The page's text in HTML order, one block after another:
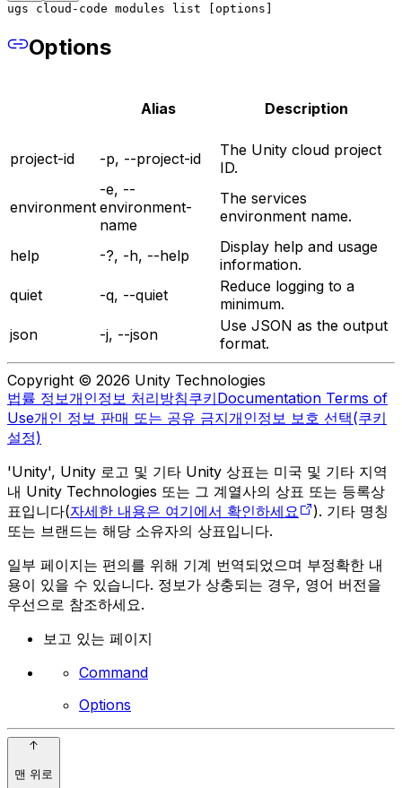
ugs cloud-code modules list [options]
Options
Alias Description
project-id -p, --project-id
The Unity cloud project
ID.
environment
-e, --
environment-
name
The services
environment name.
help -?, -h, --help
Display help and usage
information.
quiet
-q, --quiet
Reduce logging to a
minimum.
json
-j, --json
Use JSON as the output
format.
Copyright © 2026 Unity Technologies
법률 정보개인정보 처리방침쿠키Documentation Terms of
Use개인 정보 판매 또는 공유 금지개인정보 보호 선택(쿠키
설정)
'Unity', Unity 로고 및 기타 Unity 상표는 미국 및 기타 지역
내 Unity Technologies 또는 그 계열사의 상표 또는 등록상
표입니다(자세한 내용은 여기에서 확인하세요
). 기타 명칭
또는 브랜드는 해당 소유자의 상표입니다.
일부 페이지는 편의를 위해 기계 번역되었으며 부정확한 내
용이 있을 수 있습니다. 정보가 상충되는 경우, 영어 버전을
우선으로 참조하세요.
보고 있는 페이지
Command
Options
맨 위로